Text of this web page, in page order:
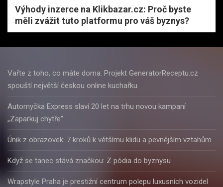
Výhody inzerce na Klikbazar.cz: Proč byste
měli zvážit tuto platformu pro váš byznys?
Vařte z toho, co máte doma: Projekt GeneratorReceptu.cz
spouští největší českou online kuchařku
Automyčka Express slaví 20 let na trhu novou kampaní
„Zaparkuj chytře“
Únik z obrazovek: 7 kroků k většímu klidu a pevnějším vztahům
Když se tanec stává značkou: Z pódia do byznysu
Wrapstyle Praha je prestižní centrum polepu luxusních vozidel